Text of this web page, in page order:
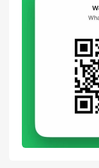
評論前必須登入！
WhatsApp